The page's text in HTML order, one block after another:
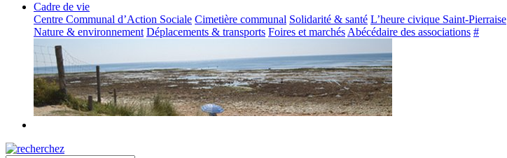
Cadre de vie
Centre Communal d’Action Sociale Cimetière communal Solidarité & santé L’heure civique Saint-Pierraise
Nature & environnement Déplacements & transports Foires et marchés Abécédaire des associations #